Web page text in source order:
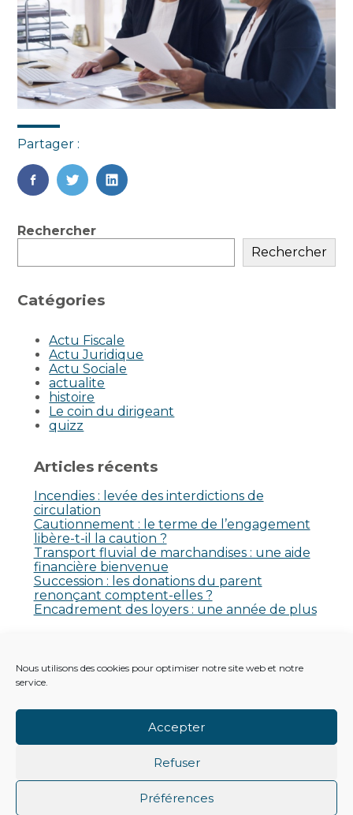
Nous utilisons des cookies pour optimiser notre site web et notre
service.
Accepter
Refuser
Préférences
Partager :
FaceBook
TwitterLinkedIn
Blog
Rechercher
Rechercher
Catégories
Actu Fiscale
Actu Juridique
Actu Sociale
actualite
histoire
Le coin du dirigeant
quizz
Articles récents
Incendies : levée des interdictions de
circulation
Cautionnement : le terme de l’engagement
libère-t-il la caution ?
Transport fluvial de marchandises : une aide
financière bienvenue
Succession : les donations du parent
renonçant comptent-elles ?
Encadrement des loyers : une année de plus
Aucun commentaire à afficher.
Footer
Principale
MENTIONS LÉGALES